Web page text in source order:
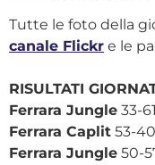
Tutte le foto della
canale Flickr e le
RISULTATI
Ferrara Jungle 33-
Ferrara Caplit 53-
Ferrara Jungle 50-